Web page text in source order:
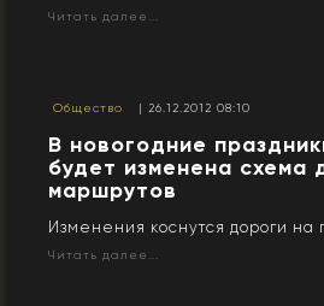
Читать далее...
Общество | 26.12.2012 08:10
В новогодние
будет изменена схема
маршрутов
Изменения коснутся дороги на
Читать далее...